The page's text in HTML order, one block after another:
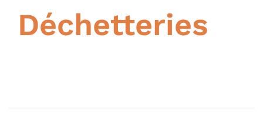
Déchetteries